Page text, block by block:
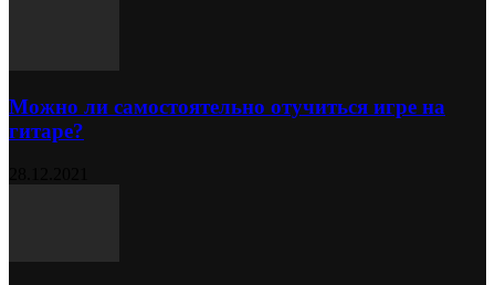
Можно ли самостоятельно отучиться игре на
гитаре?